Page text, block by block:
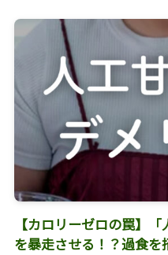
【カロリーゼロの罠】
を暴走させる！？過食を